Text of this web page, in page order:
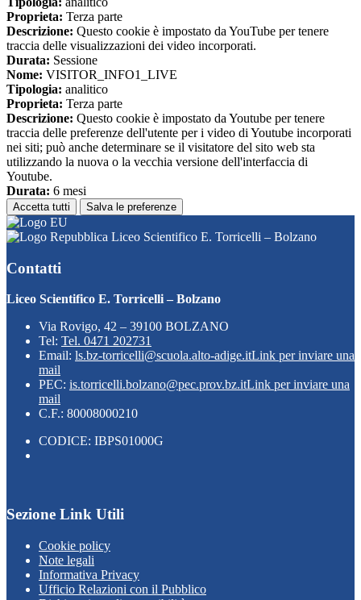
Proprieta: Terza parte
Descrizione: Questo cookie è impostato da YouTube per tenere
traccia delle visualizzazioni dei video incorporati.
Durata: Sessione
Nome: VISITOR_INFO1_LIVE
Tipologia: analitico
Proprieta: Terza parte
Descrizione: Questo cookie è impostato da Youtube per tenere
traccia delle preferenze dell'utente per i video di Youtube incorporati
nei siti; può anche determinare se il visitatore del sito web sta
utilizzando la nuova o la vecchia versione dell'interfaccia di
Youtube.
Durata: 6 mesi
Accetta tutti Salva le preferenze
Liceo Scientifico E. Torricelli – Bolzano
Contatti
Liceo Scientifico E. Torricelli – Bolzano
Via Rovigo, 42 – 39100 BOLZANO
Tel: Tel. 0471 202731
Email: ls.bz-torricelli@scuola.alto-adige.itLink per inviare una
mail
PEC: is.torricelli.bolzano@pec.prov.bz.itLink per inviare una
mail
C.F.: 80008000210
CODICE: IBPS01000G
Sezione Link Utili
Cookie policy
Note legali
Informativa Privacy
Ufficio Relazioni con il Pubblico